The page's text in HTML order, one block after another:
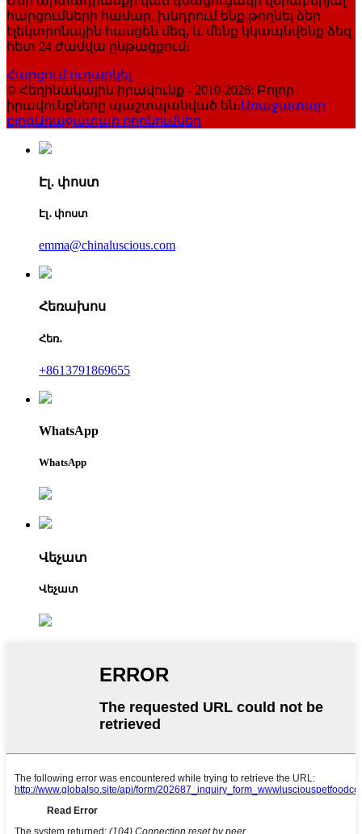
հարցումների համար, խնդրում ենք թողնել ձեր
էլեկտրոնային հասցեն մեզ, և մենք կկապնվենք ձեզ
հետ 24 ժամվա ընթացքում։
Հարցում ուղարկել
© Հեղինակային իրավունք - 2010-2026: Բոլոր
իրավունքները պաշտպանված են։Առաջատար
բլոգԱռաջատար որոնումներ
Էլ․ փոստ
Էլ․ փոստ
emma@chinaluscious.com
Հեռախոս
Հեռ․
+8613791869655
WhatsApp
WhatsApp
Վեչատ
Վեչատ